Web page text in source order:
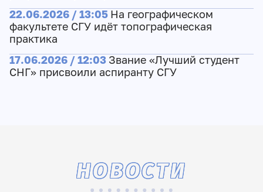
22.06.2026 / 13:05 На географическом
факультете СГУ идёт топографическая
практика
17.06.2026 / 12:03 Звание «Лучший студент
СНГ» присвоили аспиранту СГУ
НОВОСТИ